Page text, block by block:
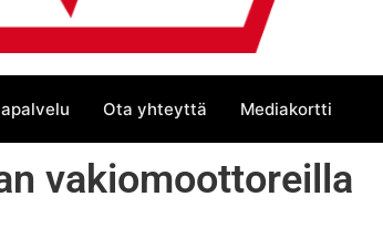
Ota yhteyttä Mediakortti
vakiomoottoreilla